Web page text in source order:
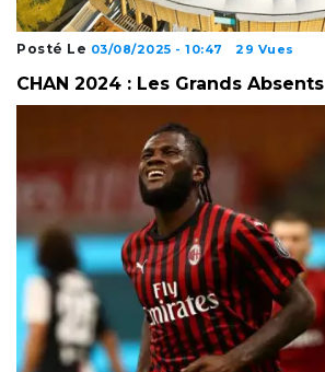
Posté Le 03/08/2025 - 10:47 29 Vues
CHAN 2024 : Les Grands Absents